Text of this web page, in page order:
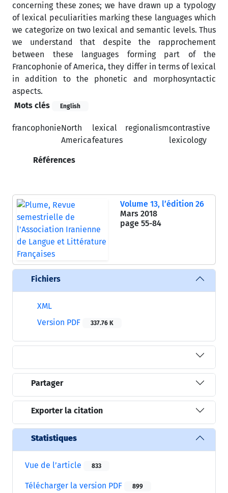
concerning these zones; we have drawn up a typology
of lexical peculiarities marking these languages which
we categorize on two lexical and semantic levels. Thus
we understand that despite the rapprochement
between these languages forming part of the
Francophonie of America, they differ in terms of lexical
in addition to the phonetic and morphosyntactic
aspects.
Mots clés
English
francophonieNorth
America
lexical
features
regionalismcontrastive
lexicology
Références
Volume 13, l’édition 26
Mars 2018
page 55-84
Fichiers
XML
Version PDF
337.76 K
Partager
Exporter la citation
Statistiques
Vue de l’article 833
Télécharger la version PDF 899